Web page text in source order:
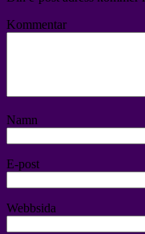
Kommentar
Namn
E-post
Webbsida